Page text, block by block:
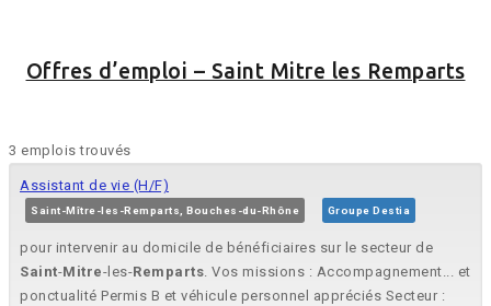
Offres d’emploi – Saint Mitre les Remparts
3 emplois trouvés
Assistant de vie (H/F)
Saint-Mître-les-Remparts, Bouches-du-Rhône Groupe Destia
pour intervenir au domicile de bénéficiaires sur le secteur de
Saint-Mitre-les-Remparts. Vos missions : Accompagnement... et
ponctualité Permis B et véhicule personnel appréciés Secteur :